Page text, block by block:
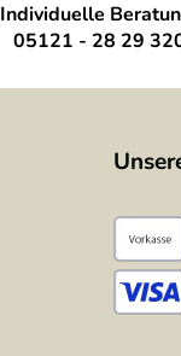
Individuelle
05121 - 28 29